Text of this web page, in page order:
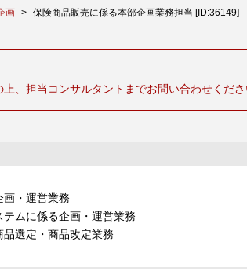
画 保険商品販売に係る本部企画業務担当 [ID:36149]
、担当コンサルタントまでお問い合わせくださ
画・運営業務
テムに係る企画・運営業務
品選定・商品改定業務